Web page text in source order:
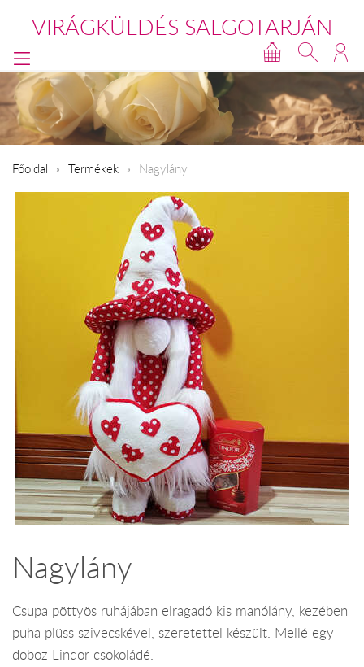
VIRÁGKÜLDÉS SALGOTARJÁN
Főoldal Termékek Nagylány
Nagylány
Csupa pöttyös ruhájában elragadó kis manólány, kezében
puha plüss szivecskével, szeretettel készült. Mellé egy
doboz Lindor csokoládé.